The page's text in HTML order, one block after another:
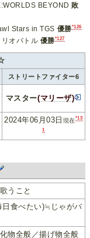
BEYOND 敗
Stars in TGS 優勝*126
オバトル 優勝*127
ストリートファイター6
マスター(マリーザ)
2024年06月03日 現在*13
1
うこと
日食べたい)≒じゃがバ
物全般／揚げ物全般